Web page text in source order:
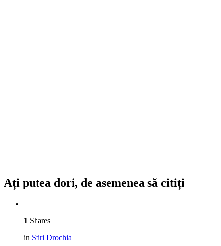
Ați putea dori, de asemenea să citiți
1 Shares
in Stiri Drochia